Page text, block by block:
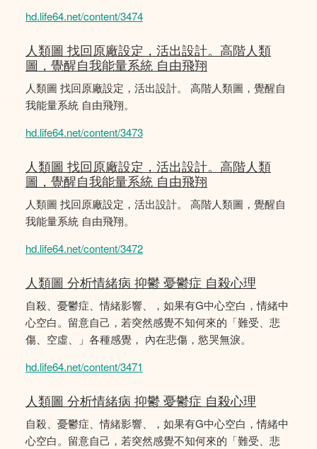
hd.life64.net/content/3474
人類圖 找回原廠設定，活出設計。高階人類
圖，覺醒自我能量系統 自由飛翔
人類圖 找回原廠設定，活出設計。 高階人類圖，覺醒自
我能量系統 自由飛翔。
hd.life64.net/content/3473
人類圖 找回原廠設定，活出設計。高階人類
圖，覺醒自我能量系統 自由飛翔
人類圖 找回原廠設定，活出設計。 高階人類圖，覺醒自
我能量系統 自由飛翔。
hd.life64.net/content/3472
人類圖 分析情緒病 抑鬱 憂鬱症 自殺心理
自殺、憂鬱症、情緒影響、，如果有G中心空白，情緒中
心空白。留意自己，若突然感覺不知何來的「難受、悲
傷、空虛、」各種感覺， 內在悲傷，慾哭無淚。
hd.life64.net/content/3471
人類圖 分析情緒病 抑鬱 憂鬱症 自殺心理
自殺、憂鬱症、情緒影響、，如果有G中心空白，情緒中
心空白。留意自己，若突然感覺不知何來的「難受、悲